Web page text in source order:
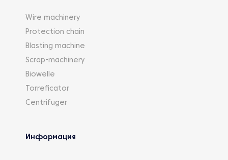
Wire machinery
Protection chain
Blasting machine
Scrap-machinery
Biowelle
Torreficator
Centrifuger
Информация